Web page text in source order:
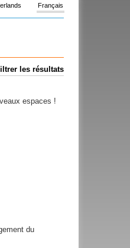
Français
les résultats
espaces !
du